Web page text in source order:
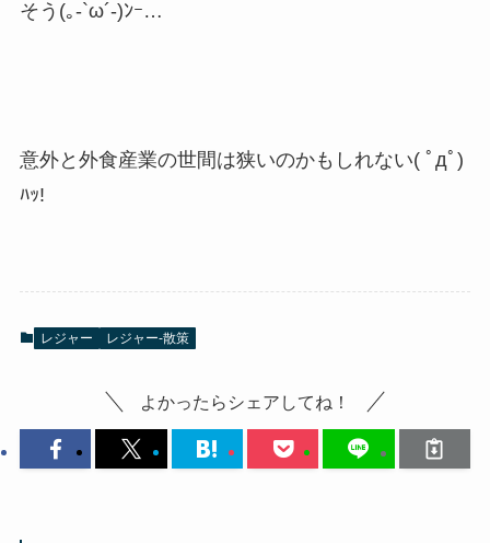
そう(｡-`ω´-)ﾝｰ…
意外と外食産業の世間は狭いのかもしれない( ﾟдﾟ)
ﾊｯ!
レジャー レジャー-散策
よかったらシェアしてね！